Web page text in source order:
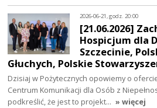
2026-06-21, godz. 20:00
[21.06.2026]
Hospicjum dla
Szczecinie,
Głuchych, Polskie
Dzisiaj w Pożytecznych opowiemy o
Centrum Komunikacji dla Osób z
podkreślić, że jest to projekt… » więcej